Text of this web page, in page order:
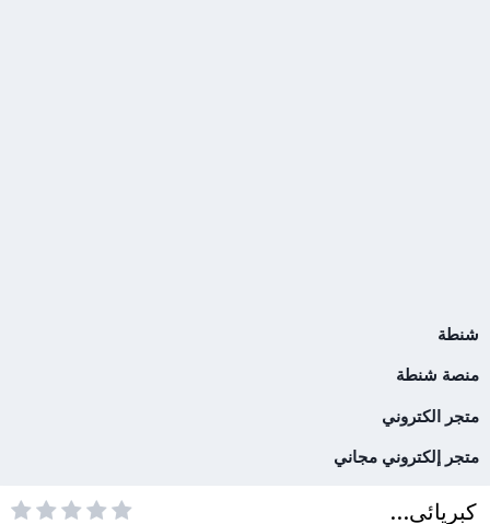
شنطة
منصة شنطة
متجر الكتروني
متجر إلكتروني مجاني
كبريائى...